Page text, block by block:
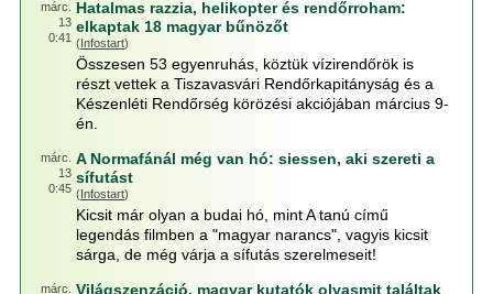
márc.
13
0:41
Hatalmas razzia, helikopter és rendőrroham:
elkaptak 18 magyar bűnözőt
(Infostart)
Összesen 53 egyenruhás, köztük vízirendőrök is
részt vettek a Tiszavasvári Rendőrkapitányság és a
Készenléti Rendőrség körözési akciójában március 9-
én.
márc.
13
0:45
A Normafánál még van hó: siessen, aki szereti a
sífutást
(Infostart)
Kicsit már olyan a budai hó, mint A tanú című
legendás filmben a "magyar narancs", vagyis kicsit
sárga, de még várja a sífutás szerelmeseit!
márc.
Világszenzáció, magyar kutatók olyasmit találtak